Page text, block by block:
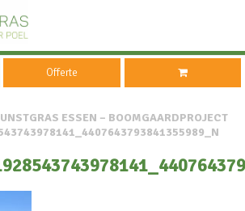
Offerte
ESSEN – BOOMGAARDPROJECT